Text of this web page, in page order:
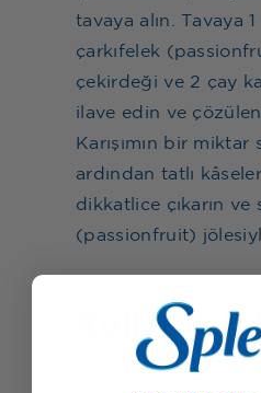
tavaya alın. Tavaya 1
çarkıfelek
çekirdeği ve 2 çay
ilave edin ve
Karışımın bir miktar
ardından tatlı
dikkatlice çıkarın ve
(passionfruit)
Kullanılan